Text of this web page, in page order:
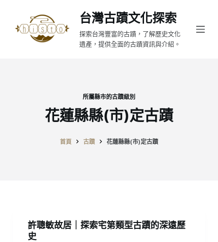
至
台灣古蹟文化探索
探索台灣豐富的古蹟，了解歷史文化
遺產，提供全面的古蹟資訊與介紹。
所屬縣市的古蹟級別
花蓮縣縣(市)定古蹟
首頁 古蹟 花蓮縣縣(市)定古蹟
許聰敏故居｜探索宅第類型古蹟的深遠歷
史